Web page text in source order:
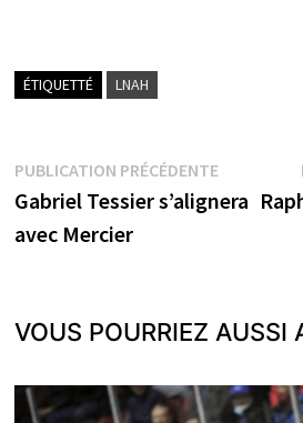
ÉTIQUETTÉ LNAH
Navigation
de
PUBLICATION PRÉCÉDENTE
Gabriel Tessier s’alignera
avec Mercier
VOUS POURRIEZ AUSSI